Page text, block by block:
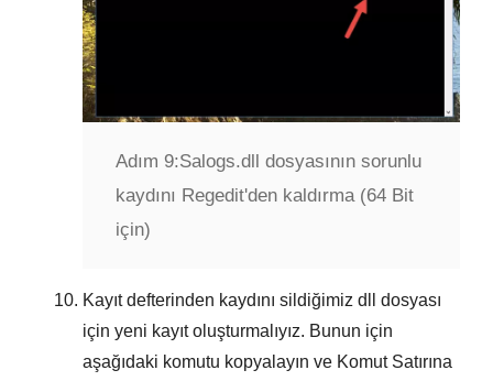
Adım 9:Salogs.dll dosyasının sorunlu
kaydını Regedit'den kaldırma (64 Bit
için)
Kayıt defterinden kaydını sildiğimiz dll dosyası
için yeni kayıt oluşturmalıyız. Bunun için
aşağıdaki komutu kopyalayın ve Komut Satırına